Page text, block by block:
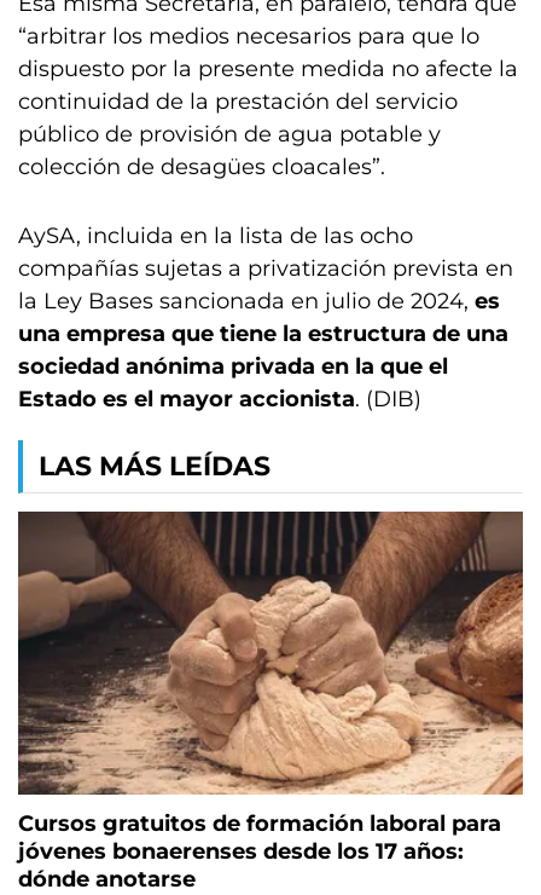
“arbitrar los medios necesarios para que lo
dispuesto por la presente medida no afecte la
continuidad de la prestación del servicio
público de provisión de agua potable y
colección de desagües cloacales”.
AySA, incluida en la lista de las ocho
compañías sujetas a privatización prevista en
la Ley Bases sancionada en julio de 2024, es
una empresa que tiene la estructura de una
sociedad anónima privada en la que el
Estado es el mayor accionista. (DIB)
LAS MÁS LEÍDAS
Cursos gratuitos de formación laboral para
jóvenes bonaerenses desde los 17 años:
dónde anotarse